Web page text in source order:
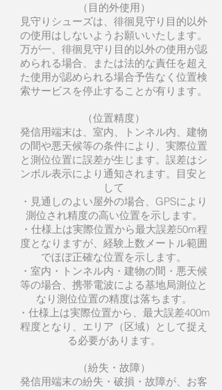
（目的外使用）
見守りシューズは、徘徊見守り目的以外
の使用はしないようお願いいたします。
万が一、徘徊見守り目的以外の使用が認
められる場合、または法的な責任を超え
た使用が認められる場合予告なく位置検
索サービスを停止することが有ります。
（位置精度）
発信用端末は、室内、トンネル内、建物
の間や悪天候等の条件により、実際位置
と測位位置に誤差が生じます。誤差はシ
ンボル表示により通知されます。目安と
して
・見通しのよい屋外の場合、GPSにより
測位され精度の高い位置を示します。
・仕様上は実際位置から最大誤差50m程
度となりますが、経験上数メートル範囲
でほぼ正確な位置を示します。
・室内・トンネル内・建物の間・悪天候
等の場合、携帯電波による基地局測位と
なり測位位置の精度は落ちます。
・仕様上は実際位置から、最大誤差400m
程度となり、エリア（区域）として捉え
る必要があります。
（紛失・故障）
発信用端末の紛失・破損・故障が、お客